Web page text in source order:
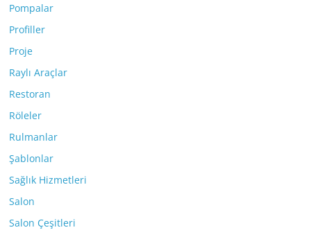
Pompalar
Profiller
Proje
Raylı Araçlar
Restoran
Röleler
Rulmanlar
Şablonlar
Sağlık Hizmetleri
Salon
Salon Çeşitleri